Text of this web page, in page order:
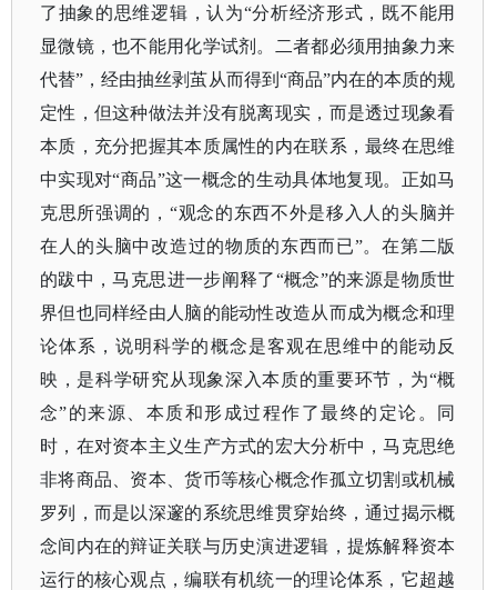
了抽象的思维逻辑，认为“分析经济形式，既不能用
显微镜，也不能用化学试剂。二者都必须用抽象力来
代替”，经由抽丝剥茧从而得到“商品”内在的本质的规
定性，但这种做法并没有脱离现实，而是透过现象看
本质，充分把握其本质属性的内在联系，最终在思维
中实现对“商品”这一概念的生动具体地复现。正如马
克思所强调的，“观念的东西不外是移入人的头脑并
在人的头脑中改造过的物质的东西而已”。在第二版
的跋中，马克思进一步阐释了“概念”的来源是物质世
界但也同样经由人脑的能动性改造从而成为概念和理
论体系，说明科学的概念是客观在思维中的能动反
映，是科学研究从现象深入本质的重要环节，为“概
念”的来源、本质和形成过程作了最终的定论。同
时，在对资本主义生产方式的宏大分析中，马克思绝
非将商品、资本、货币等核心概念作孤立切割或机械
罗列，而是以深邃的系统思维贯穿始终，通过揭示概
念间内在的辩证关联与历史演进逻辑，提炼解释资本
运行的核心观点，编联有机统一的理论体系，它超越